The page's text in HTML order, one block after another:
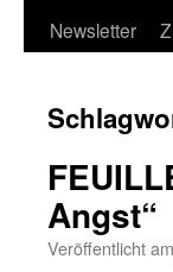
Newsletter
Angst“
Veröffentlicht am